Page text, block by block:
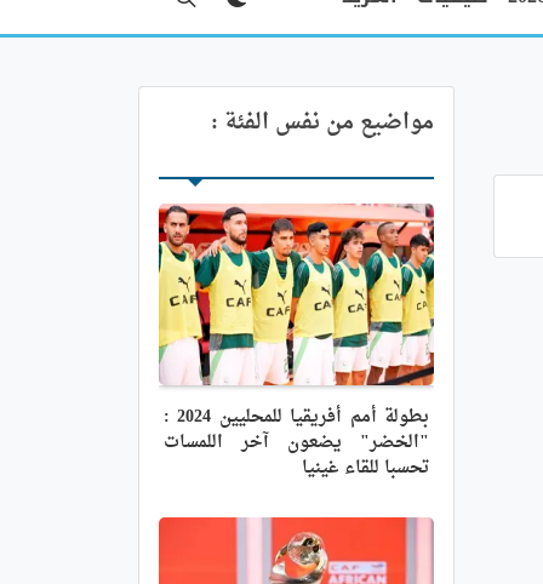
مواضيع من نفس الفئة :
بطولة أمم أفريقيا للمحليين 2024 :
"الخضر" يضعون آخر اللمسات
تحسبا للقاء غينيا